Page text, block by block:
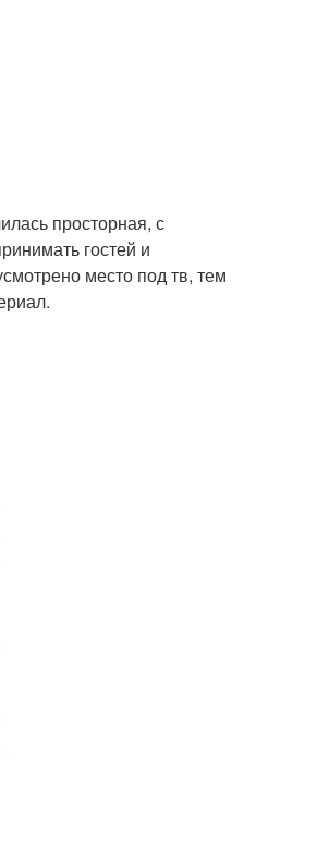
просторная, с
гостей и
место под тв, тем